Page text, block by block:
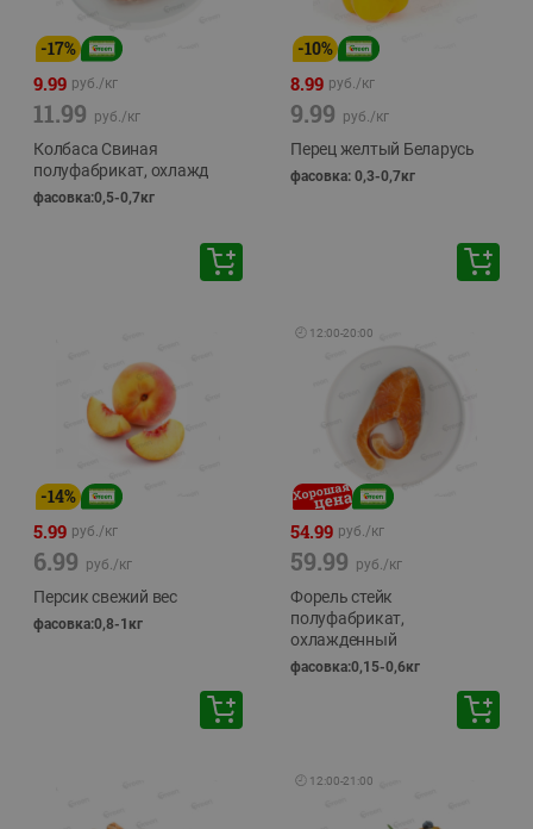
-17%
9.99 руб./кг
11.99 руб./кг
Колбаса Свиная
полуфабрикат, охлажд
фасовка:0,5-0,7кг
-10%
8.99 руб./кг
9.99 руб./кг
Перец желтый Беларусь
фасовка: 0,3-0,7кг
-14%
5.99 руб./кг
6.99 руб./кг
Персик свежий вес
фасовка:0,8-1кг
🕘 12:00-20:00
54.99 руб./кг
59.99 руб./кг
Форель стейк
полуфабрикат,
охлажденный
фасовка:0,15-0,6кг
🕘 12:00-21:00